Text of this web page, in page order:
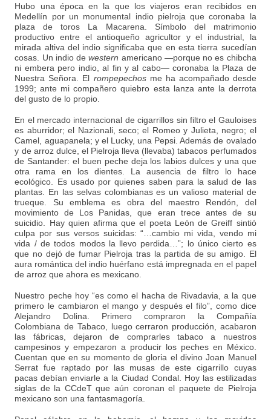
Hubo una época en la que los viajeros eran recibidos en
Medellín por un monumental indio pielroja que coronaba la
plaza de toros La Macarena. Símbolo del matrimonio
productivo entre el antioqueño agricultor y el industrial, la
mirada altiva del indio significaba que en esta tierra sucedían
cosas. Un indio dewestern americano —porque no es chibcha
ni embera pero indio, al fin y al cabo— coronaba la Plaza de
Nuestra Señora. El rompepechosme ha acompañado desde
1999; ante mi compañero quiebro esta lanza ante la derrota
del gusto de lo propio.
En el mercado internacional de cigarrillos sin filtro el Gauloises
es aburridor; el Nazionali, seco; el Romeo y Julieta, negro; el
Camel, aguapanela; y el Lucky, una Pepsi. Además de ovalado
y de arroz dulce, el Pielroja lleva (llevaba) tabacos perfumados
de Santander: el buen peche deja los labios dulces y una que
otra rama en los dientes. La ausencia de filtro lo hace
ecológico. Es usado por quienes saben para la salud de las
plantas. En las selvas colombianas es un valioso material de
trueque. Su emblema es obra del maestro Rendón, del
movimiento de Los Panidas, que eran trece antes de su
suicidio. Hay quien afirma que el poeta León de Greiff sintió
culpa por sus versos suicidas: “…cambio mi vida, vendo mi
vida / de todos modos la llevo perdida…”; lo único cierto es
que no dejó de fumar Pielroja tras la partida de su amigo. El
aura romántica del indio huérfano está impregnada en el papel
de arroz que ahora es mexicano.
Nuestro peche hoy “es como el hacha de Rivadavia, a la que
primero le cambiaron el mango y después el filo”, como dice
Alejandro Dolina. Primero compraron la Compañía
Colombiana de Tabaco, luego cerraron producción, acabaron
las fábricas, dejaron de comprarles tabaco a nuestros
campesinos y empezaron a producir los peches en México.
Cuentan que en su momento de gloria el divino Joan Manuel
Serrat fue raptado por las musas de este cigarrillo cuyas
pacas debían enviarle a la Ciudad Condal. Hoy las estilizadas
siglas de la CCdeT que aún coronan el paquete de Pielroja
mexicano son una fantasmagoría.